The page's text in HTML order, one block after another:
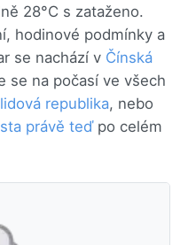
28°C s zataženo.
hodinové podmínky a
se nachází v Čínská
se na počasí ve všech
republika, nebo
právě teďpo celém